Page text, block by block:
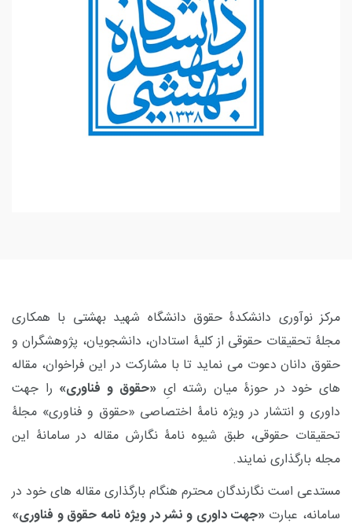
مرکز نوآوری دانشکدۀ حقوق دانشگاه شهید بهشتی با همکاری
مجلۀ تحقیقات حقوقی از کلیۀ استادان، دانشجویان، پژوهشگران و
حقوق دانان دعوت می نماید تا با مشارکت در این فراخوان، مقاله
های خود در حوزۀ میان رشته ایِ«حقوق و فناوری» را جهت
داوری و انتشار در ویژه نامۀ اختصاصی «حقوق و فناوری» مجلۀ
تحقیقات حقوقی، طبق شیوه نامۀ نگارش مقاله در سامانۀ این
مجله بارگذاری نمایند.
مستدعی است نگارندگان محترم هنگام بارگذاری مقاله های خود در
سامانه، عبارت«جهت داوری و نشر در ویژه نامه حقوق و فناوری»